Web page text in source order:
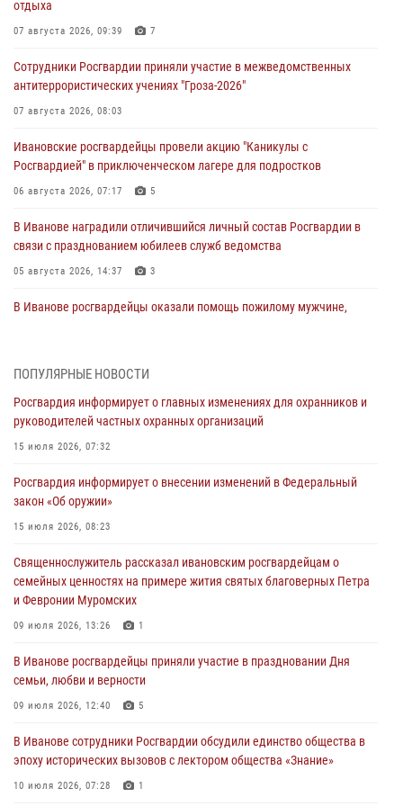
отдыха
07 августа 2026, 09:39 7
Сотрудники Росгвардии приняли участие в межведомственных
антитеррористических учениях "Гроза-2026"
07 августа 2026, 08:03
Ивановские росгвардейцы провели акцию "Каникулы с
Росгвардией" в приключенческом лагере для подростков
06 августа 2026, 07:17 5
В Иванове наградили отличившийся личный состав Росгвардии в
связи с празднованием юбилеев служб ведомства
05 августа 2026, 14:37 3
В Иванове росгвардейцы оказали помощь пожилому мужчине,
торжественных мероприятиях, посвященных празднованию Дня
Воздушно-десантных войск
02 августа 2026, 11:46
Мероприятия в рамках акции «Каникулы с Росгвардией»
продолжаются в Ивановской области
31 июля 2026, 11:08
В Ивановской области при содействии Росгвардии задержаны
подозреваемые в серии автомобильных краж
30 июля 2026, 12:41
празднования Дня Крещения Руси
28 июля 2026, 08:57
ПОПУЛЯРНЫЕ НОВОСТИ
Росгвардия информирует о главных изменениях для охранников и
руководителей частных охранных организаций
15 июля 2026, 07:32
Росгвардия информирует о внесении изменений в Федеральный
закон «Об оружии»
15 июля 2026, 08:23
Священнослужитель рассказал ивановским росгвардейцам о
семейных ценностях на примере жития святых благоверных Петра
и Февронии Муромских
09 июля 2026, 13:26 1
В Иванове росгвардейцы приняли участие в праздновании Дня
семьи, любви и верности
09 июля 2026, 12:40 5
В Иванове сотрудники Росгвардии обсудили единство общества в
эпоху исторических вызовов с лектором общества «Знание»
10 июля 2026, 07:28 1